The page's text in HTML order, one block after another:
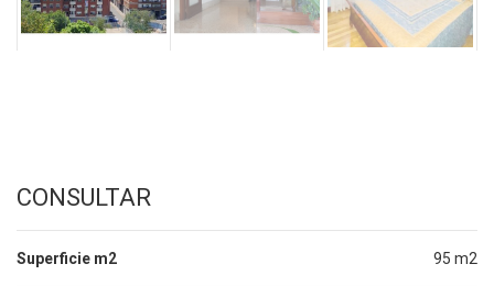
CONSULTAR
Superficie m2 95 m2